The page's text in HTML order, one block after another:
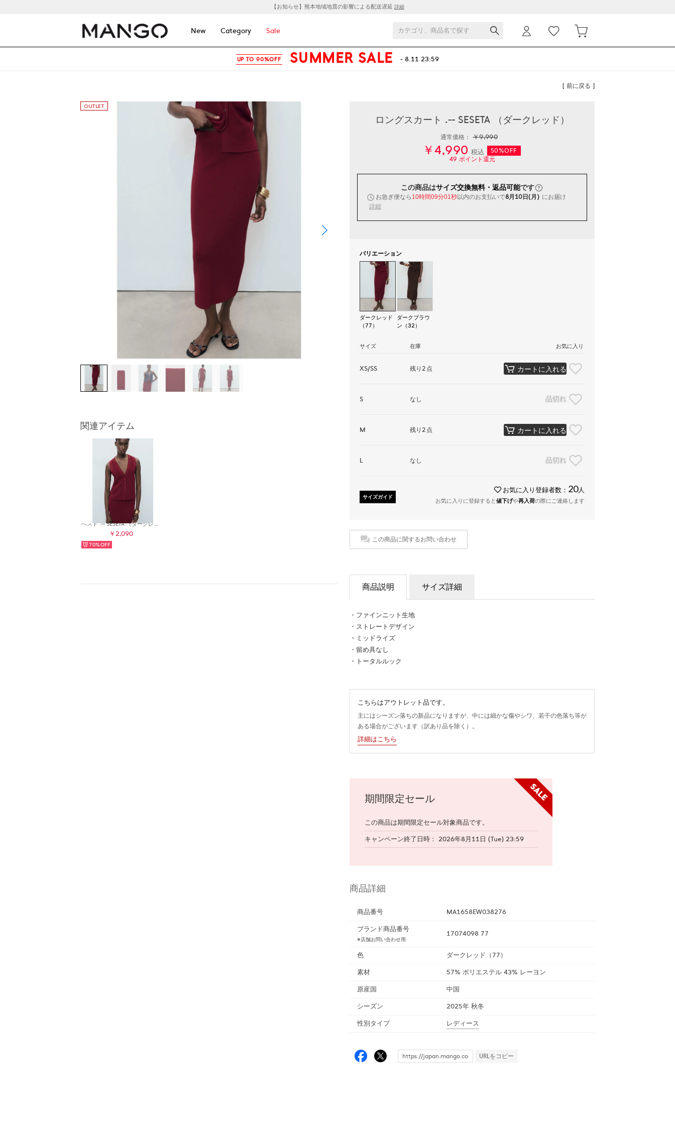
【お知らせ】熊本地域地震の影響による配送遅延 詳細
New Category Sale
UP TO 90%OFF SUMMER SALE - 8.11 23:59
[ 前に戻る ]
関連アイテム
ベスト .-- SESETA （ダークレッド）
￥2,090
70%
ロングスカート .-- SESETA （ダークレッド）
通常価格：￥9,990
￥4,990 税込
50%OFF
49 ポイント還元
この商品はサイズ交換無料・返品可能です
お急ぎ便なら 10時間09分00秒以内のお支払いで8月10日(月) にお届け
詳細
バリエーション
ダークレッド
（77）
ダークブラウ
ン（32）
サイズ 在庫 お気に入り
XS/SS 残り2点 カートに入れる
S なし 品切れ
M 残り2点 カートに入れる
L なし 品切れ
サイズガイド
お気に入り登録者数： 20人
お気に入りに登録すると値下げや再入荷の際にご連絡します
この商品に関するお問い合わせ
商品説明 サイズ詳細
・ファインニット生地
・ストレートデザイン
・ミッドライズ
・留め具なし
・トータルルック
こちらはアウトレット品です。
主にはシーズン落ちの新品になりますが、中には細かな傷やシワ、若干の色落ち等が
ある場合がございます（訳あり品を除く）。
詳細はこちら
期間限定セール
この商品は期間限定セール対象商品です。
キャンペーン終了日時
2026年8月11日 (Tue) 23:59
商品詳細
商品番号
MA1658EW038276
ブランド商品番号
※店舗お問い合わせ用
17074098 77
色
ダークレッド（77）
素材
57% ポリエステル 43% レーヨン
原産国
中国
シーズン
2025年 秋冬
性別タイプ
レディース
URLをコピー